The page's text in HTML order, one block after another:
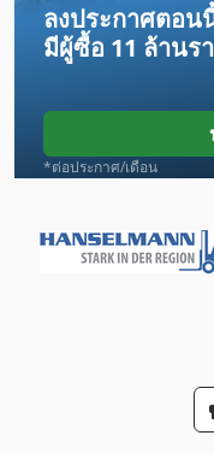
Frm D Midi
Gl 172
Gx 11 Ff
Hpp 11
ลงประกาศตอน
มีผู้ซื้อ 11 ล้านร
*ต่อประกาศ/เดือน